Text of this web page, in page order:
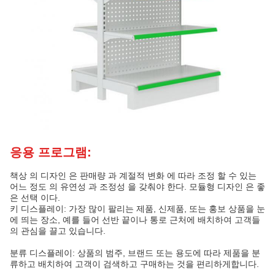
응용 프로그램:
책상 의 디자인 은 판매량 과 계절적 변화 에 따라 조정 할 수 있는
어느 정도 의 유연성 과 조정성 을 갖춰야 한다. 모듈형 디자인 은 좋
은 선택 이다.
키 디스플레이: 가장 많이 팔리는 제품, 신제품, 또는 홍보 상품을 눈
에 띄는 장소, 예를 들어 선반 끝이나 통로 근처에 배치하여 고객들
의 관심을 끌고 있습니다.
분류 디스플레이: 상품의 범주, 브랜드 또는 용도에 따라 제품을 분
류하고 배치하여 고객이 검색하고 구매하는 것을 편리하게합니다.